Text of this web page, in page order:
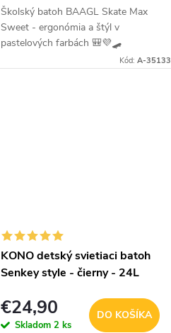
Školský batoh BAAGL Skate Max
Sweet - ergonómia a štýl v
pastelových farbách 🎒💜🛹
Moderný a do detailu prepracovaný
Kód:A-35133
KONO detský svietiaci batoh
Senkey style - čierny - 24L
€24,90
Skladom 2 ks
DO KOŠÍKA